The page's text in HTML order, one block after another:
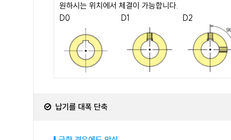
원하시는 위치에서 체결이 가능합니다.
D0
D1 D2
납기를 대폭 단축